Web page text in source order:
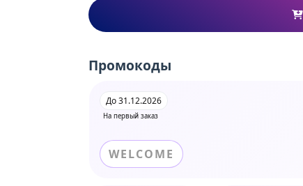
Промокоды
На первый заказ
До 31.12.2026
WELCOME